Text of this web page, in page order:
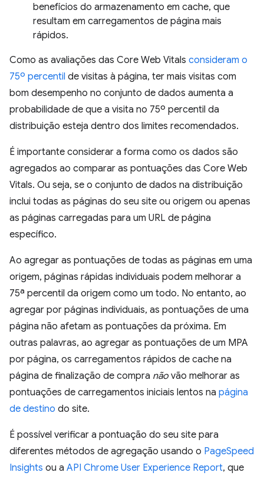
benefícios do armazenamento em cache, que
resultam em carregamentos de página mais
rápidos.
Como as avaliações das Core Web Vitals consideram o
75º percentil de visitas à página, ter mais visitas com
bom desempenho no conjunto de dados aumenta a
probabilidade de que a visita no 75º percentil da
distribuição esteja dentro dos limites recomendados.
É importante considerar a forma como os dados são
agregados ao comparar as pontuações das Core Web
Vitals. Ou seja, se o conjunto de dados na distribuição
inclui todas as páginas do seu site ou origem ou apenas
as páginas carregadas para um URL de página
específico.
Ao agregar as pontuações de todas as páginas em uma
origem, páginas rápidas individuais podem melhorar a
75ª percentil da origem como um todo. No entanto, ao
agregar por páginas individuais, as pontuações de uma
página não afetam as pontuações da próxima. Em
outras palavras, ao agregar as pontuações de um MPA
por página, os carregamentos rápidos de cache na
página de finalização de compra não vão melhorar as
pontuações de carregamentos iniciais lentos na página
de destino do site.
É possível verificar a pontuação do seu site para
diferentes métodos de agregação usando o PageSpeed
Insights ou a API Chrome User Experience Report, que